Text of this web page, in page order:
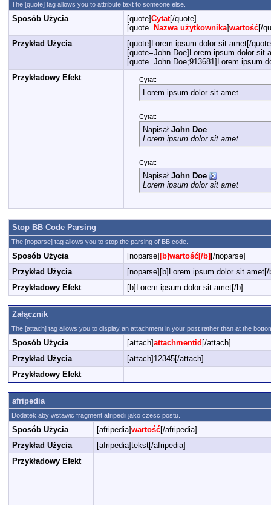
The [quote] tag allows you to attribute text to someone else.
Sposób Użycia [quote]Cytat[/quote]
[quote= Nazwa użytkownika]wartość[/
Przykład Użycia
[quote]Lorem ipsum dolor sit amet[/
[quote=John Doe]Lorem ipsum dolor sit
[quote=John Doe;913681]Lorem ipsum
Przykładowy Efekt
Cytat:
Lorem ipsum dolor sit amet
Cytat:
Napisał John Doe
Lorem ipsum dolor sit amet
Cytat:
Napisał John Doe
Lorem ipsum dolor sit amet
Stop BB Code Parsing
The [noparse] tag allows you to stop the parsing of BB code.
Sposób Użycia [noparse] [b]wartość[/b] [/noparse]
Przykład Użycia
[noparse][b]Lorem ipsum dolor sit
Przykładowy Efekt
[b]Lorem ipsum dolor sit amet[/b]
Załącznik
The [attach] tag allows you to display an attachment in your post rather than at the
Sposób Użycia [attach]attachmentid [/attach]
Przykład Użycia
[attach]12345[/attach]
Przykładowy Efekt
afripedia
Dodatek aby wstawic fragment afripedii jako czesc postu.
Sposób Użycia [afripedia]wartość[/afripedia]
Przykład Użycia
[afripedia]tekst[/afripedia]
Przykładowy Efekt